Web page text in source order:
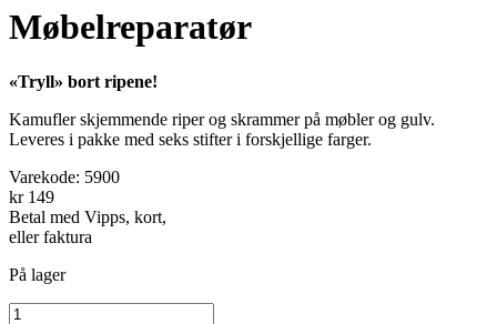
Møbelreparatør
«Tryll» bort ripene!
Kamufler ­skjemmende riper og skrammer på møbler og gulv.
Leveres i pakke med seks stifter i forskjellige farger.
Varekode: 5900
kr 149
Betal med Vipps, kort,
eller faktura
På lager